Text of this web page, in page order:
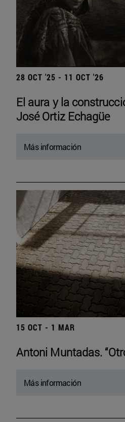
28 OCT '25 - 11 OCT '26
El aura y la
José Ortiz Echagüe
Más información
15 OCT - 1 MAR
Antoni Muntadas.
Más información